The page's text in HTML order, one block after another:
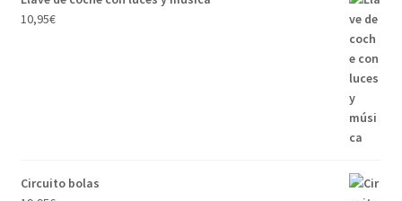
10,95€
Circuito bolas